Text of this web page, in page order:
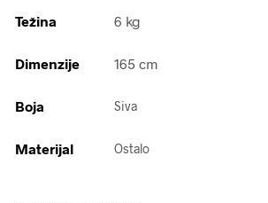
Težina 6 kg
Dimenzije 165 cm
Boja Siva
Materijal Ostalo